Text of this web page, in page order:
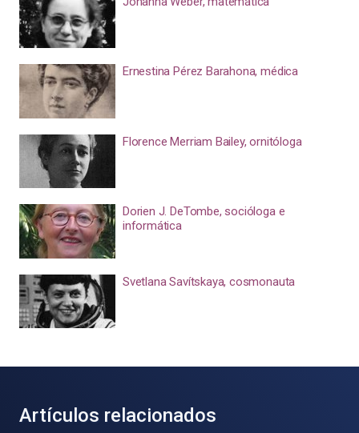
Ernestina Pérez Barahona, médica
Florence Merriam Bailey, ornitóloga
Dorien J. DeTombe, socióloga e
informática
Svetlana Savítskaya, cosmonauta
Artículos relacionados